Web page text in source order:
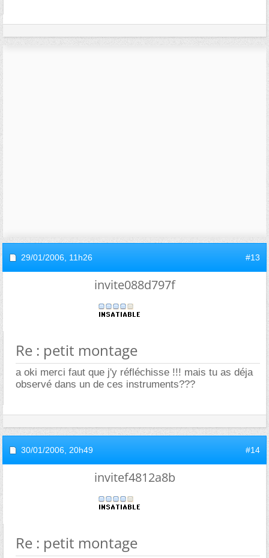
29/01/2006, 11h26 #13
invite088d797f
Re : petit montage
a oki merci faut que j'y réfléchisse !!! mais tu as déja
observé dans un de ces instruments???
30/01/2006, 20h49 #14
invitef4812a8b
Re : petit montage